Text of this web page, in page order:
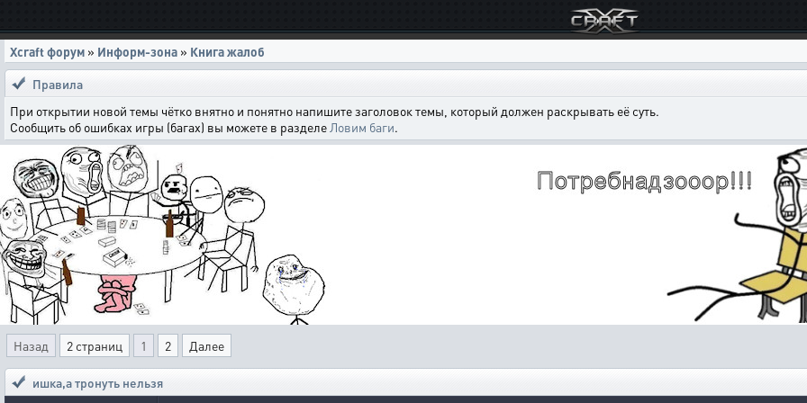
Xcraft форум » Информ-зона » Книга жалоб
Правила
При открытии новой темы чётко внятно и понятно напишите заголовок темы, который должен раскрывать её суть.
Сообщить об ошибках игры (багах) вы можете в разделе Ловим баги.
Назад 2 страниц 1 2 Далее
ишка,а тронуть нельзя